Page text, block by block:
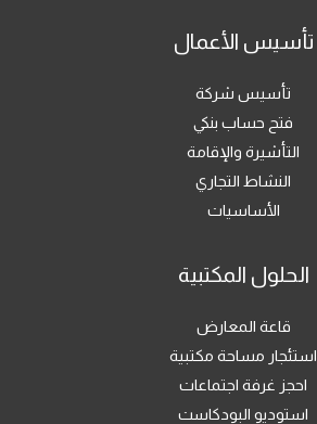
تأسيس الأعمال
تأسيس شركة
فتح حساب بنكي
التأشيرة والإقامة
النشاط التجاري
الأساسيات
الحلول المكتبية
قاعة المعارض
استئجار مساحة مكتبية
احجز غرفة اجتماعات
استوديو البودكاست